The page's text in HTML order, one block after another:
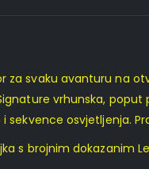
za svaku avanturu na
vrhunska,
sekvence osvjetljenja.
brojnim dokazanim